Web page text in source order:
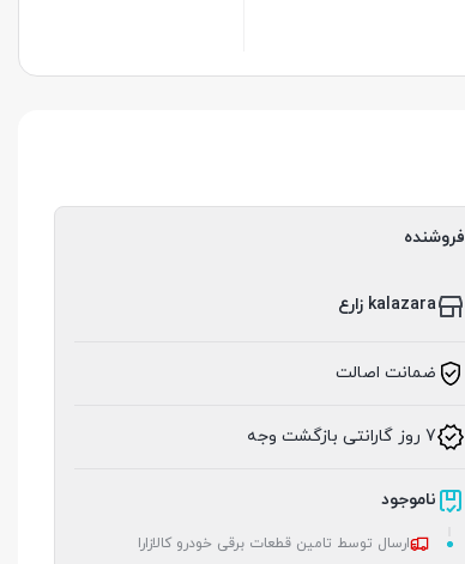
بستن
فروشنده
kalazara زارع
ضمانت اصالت
7 روز گارانتی بازگشت وجه
ناموجود
ارسال توسط تامین قطعات برقی خودرو کالازارا